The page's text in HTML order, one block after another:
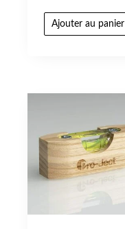
Ajouter au panier